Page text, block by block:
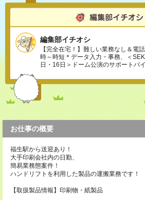
編集部イチオシ
【完全在宅！】難しい業務なし＆電
時～時短＊データ入力・事務、＜
日・16日＞ドーム公演のサポートバ
お仕事の概要
福生駅から送迎あり！
大手印刷会社内の日勤、
簡易業務態案件！
ハンドリフトを利用した製品の運搬業務です！
【取扱製品情報】印刷物・紙製品